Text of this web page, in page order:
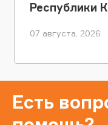
Республики
07 августа, 2026
Есть